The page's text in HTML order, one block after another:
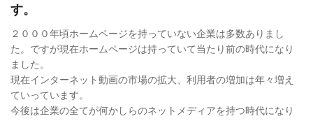
す。
２０００年頃ホームページを持っていない企業は多数ありまし
た。ですが現在ホームページは持っていて当たり前の時代になり
ました。
現在インターネット動画の市場の拡大、利用者の増加は年々増え
ていっています。
今後は企業の全てが何かしらのネットメディアを持つ時代になり